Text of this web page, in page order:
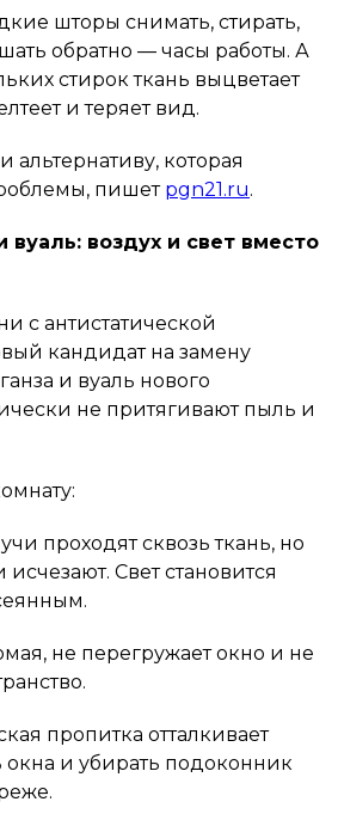
шторы снимать, стирать,
обратно — часы работы. А
стирок ткань выцветает
и теряет вид.
которая
пишет pgn21.ru.
вуаль: воздух и свет вместо
с антистатической
кандидат на замену
и вуаль нового
не притягивают пыль и
проходят сквозь ткань, но
Свет становится
не перегружает окно и не
пропитка отталкивает
и убирать подоконник